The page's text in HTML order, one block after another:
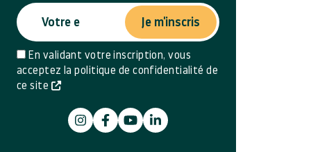
En validant votre inscription, vous
acceptez la politique de confidentialité de
ce site
Je m'inscris